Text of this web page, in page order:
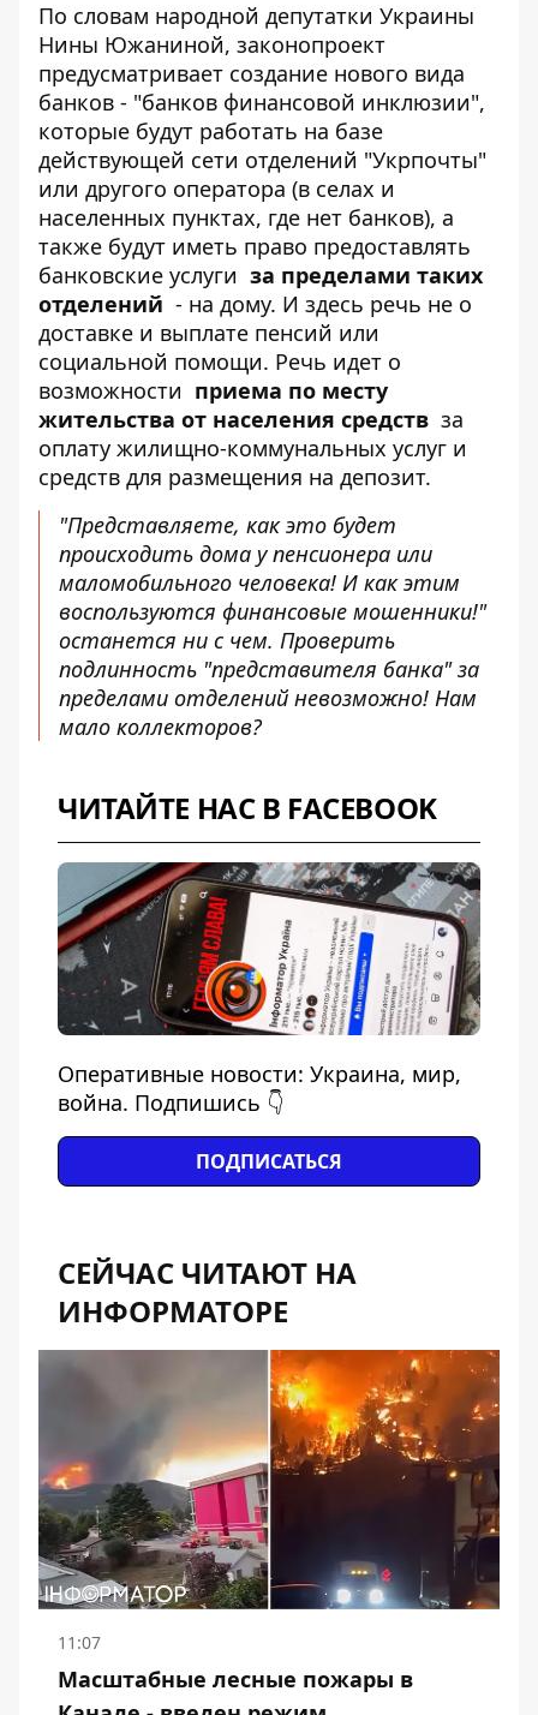
По словам народной депутатки Украины
Нины Южаниной, законопроект
предусматривает создание нового вида
банков - "банков финансовой инклюзии",
которые будут работать на базе
действующей сети отделений "Укрпочты"
или другого оператора (в селах и
населенных пунктах, где нет банков), а
также будут иметь право предоставлять
банковские услуги за пределами таких
отделений - на дому. И здесь речь не о
доставке и выплате пенсий или
социальной помощи. Речь идет о
возможности приема по месту
жительства от населения средств за
оплату жилищно-коммунальных услуг и
средств для размещения на депозит.
"Представляете, как это будет
происходить дома у пенсионера или
маломобильного человека! И как этим
воспользуются финансовые мошенники!"
останется ни с чем. Проверить
подлинность "представителя банка" за
пределами отделений невозможно! Нам
мало коллекторов?
ЧИТАЙТЕ НАС В FACEBOOK
Оперативные новости: Украина, мир,
война. Подпишись 👇
ПОДПИСАТЬСЯ
СЕЙЧАС ЧИТАЮТ НА
ИНФОРМАТОРЕ
11:07
Масштабные лесные пожары в